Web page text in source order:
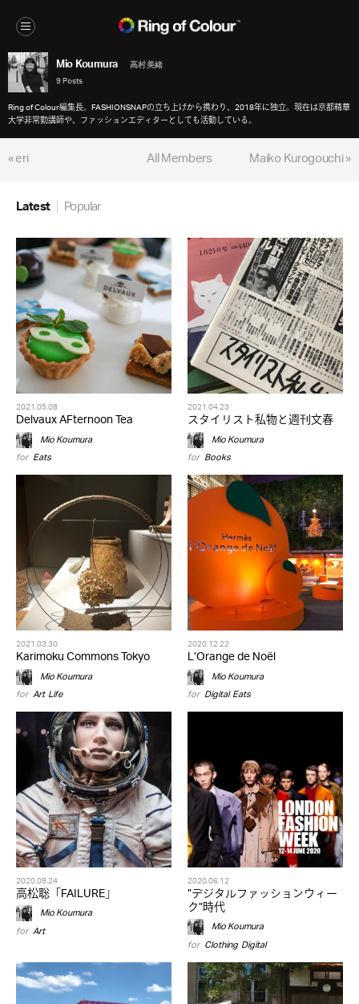
Mio Koumura
高村 美緒
9 Posts
Ring of Colour編集長。FASHIONSNAPの立ち上げから携わり、2018年に独立。現在は京都精華
大学非常勤講師や、ファッションエディターとしても活動している。
« eri Maiko Kurogouchi »
All Members
Latest Popular
2021.05.08
Delvaux AFternoon Tea
Mio Koumura
for Eats
2021.04.23
スタイリスト私物と週刊文春
Mio Koumura
for Books
2021.03.30
Karimoku Commons Tokyo
Mio Koumura
for Art,Life
2020.12.22
L’Orange de Noël
Mio Koumura
for Digital,Eats
2020.09.24
高松聡「FAILURE」
Mio Koumura
for Art
2020.06.12
”デジタルファッションウィー
ク”時代
Mio Koumura
for Clothing,Digital